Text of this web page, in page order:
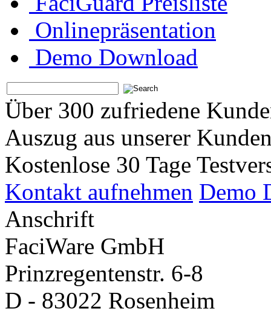
Onlinepräsentation
Demo Download
Über 300 zufriedene
Auszug aus unserer
Kostenlose 30 Tage
Kontakt aufnehmen Demo
Anschrift
FaciWare GmbH
Prinzregentenstr. 6-8
D - 83022 Rosenheim